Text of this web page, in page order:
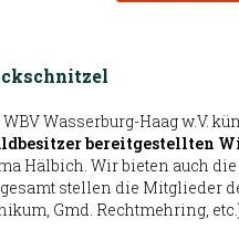
WBV Wasserburg-Haag w.V.
bereitgestellten
Hälbich. Wir bieten auch
stellen die Mitglieder
Gmd. Rechtmehring,